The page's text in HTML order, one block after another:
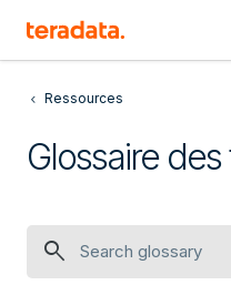
Ressources
Glossaire
search